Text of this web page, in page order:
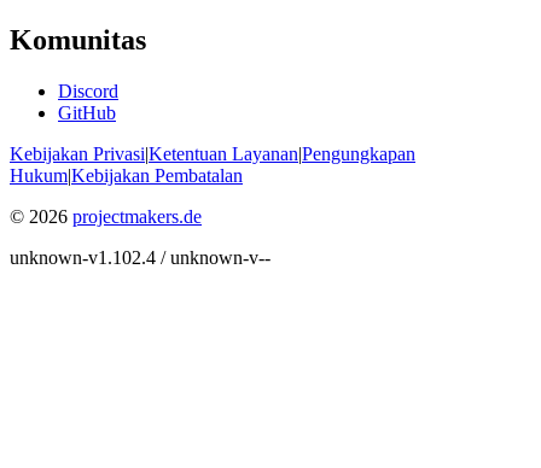
Komunitas
Discord
GitHub
Kebijakan Privasi|Ketentuan Layanan|Pengungkapan
Hukum|Kebijakan Pembatalan
© 2026 projectmakers.de
unknown-v1.102.4 / unknown-v--